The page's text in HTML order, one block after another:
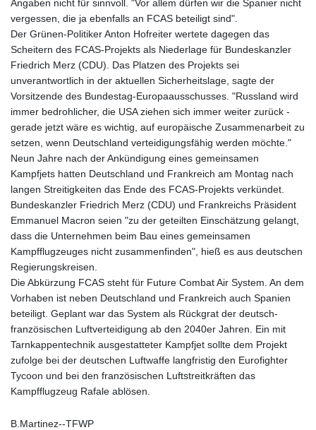
IQD
IRR
1375550.000352
ISK 123.340386
JEP 0.74148
JMD 158.335856
JOD 0.70904
JPY 157.80604
KES 129.014401
KGS 87.450384
KHR
4049.647537
KMF 426.00035
KRW
1407.860383
KWD 0.30866
KZT 467.275008
LAK
22510.919863
LBP
89282.792025
LKR 334.420274
LRD 179.959348
Angaben nicht für sinnvoll. "Vor allem dürfen wir die Spanier nicht
vergessen, die ja ebenfalls an FCAS beteiligt sind".
Der Grünen-Politiker Anton Hofreiter wertete dagegen das
Scheitern des FCAS-Projekts als Niederlage für Bundeskanzler
Friedrich Merz (CDU). Das Platzen des Projekts sei
unverantwortlich in der aktuellen Sicherheitslage, sagte der
Vorsitzende des Bundestag-Europaausschusses. "Russland wird
immer bedrohlicher, die USA ziehen sich immer weiter zurück -
gerade jetzt wäre es wichtig, auf europäische Zusammenarbeit zu
setzen, wenn Deutschland verteidigungsfähig werden möchte."
Neun Jahre nach der Ankündigung eines gemeinsamen
Kampfjets hatten Deutschland und Frankreich am Montag nach
langen Streitigkeiten das Ende des FCAS-Projekts verkündet.
Bundeskanzler Friedrich Merz (CDU) und Frankreichs Präsident
Emmanuel Macron seien "zu der geteilten Einschätzung gelangt,
dass die Unternehmen beim Bau eines gemeinsamen
Kampfflugzeuges nicht zusammenfinden", hieß es aus deutschen
Regierungskreisen.
Die Abkürzung FCAS steht für Future Combat Air System. An dem
Vorhaben ist neben Deutschland und Frankreich auch Spanien
beteiligt. Geplant war das System als Rückgrat der deutsch-
französischen Luftverteidigung ab den 2040er Jahren. Ein mit
Tarnkappentechnik ausgestatteter Kampfjet sollte dem Projekt
zufolge bei der deutschen Luftwaffe langfristig den Eurofighter
Tycoon und bei den französischen Luftstreitkräften das
Kampfflugzeug Rafale ablösen.
B.Martinez--TFWP